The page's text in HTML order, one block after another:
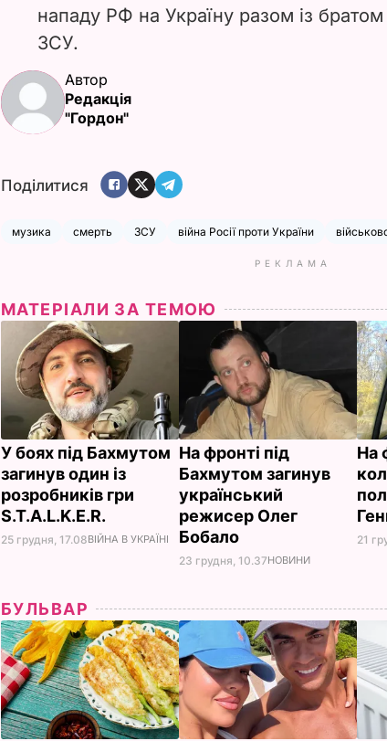
нападу РФ на Україну разом із
ЗСУ.
Автор
Редакція
"Гордон"
Поділитися
музика смерть ЗСУ війна Росії проти України
РЕКЛАМА
МАТЕРІАЛИ ЗА ТЕМОЮ
У боях під Бахмутом
загинув один із
розробників гри
S.T.A.L.K.E.R.
25 грудня, 17.08ВІЙНА В УКРАЇНІ
На фронті під
Бахмутом загинув
український
режисер Олег
Бобало
23 грудня, 10.37НОВИНИ
На
21
БУЛЬВАР